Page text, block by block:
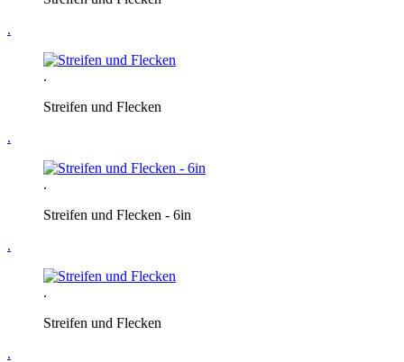
.
.
Streifen und Flecken
.
.
Streifen und Flecken - 6in
.
.
Streifen und Flecken
.